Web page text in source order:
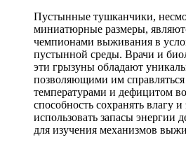
Пустынные тушканчики,
миниатюрные размеры,
чемпионами выживания в
пустынной среды. Врачи и
эти грызуны обладают
позволяющими им
температурами и дефицитом
способность сохранять влагу
использовать запасы энергии
для изучения механизмов